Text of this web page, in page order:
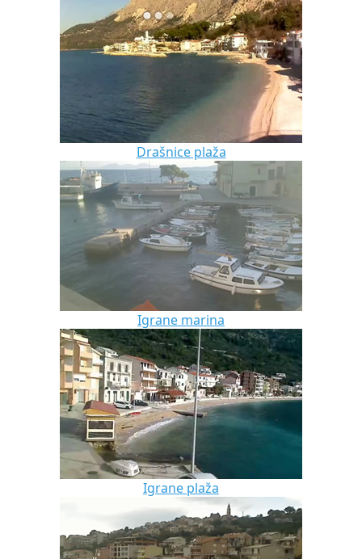
Drašnice plaža
Igrane marina
Igrane plaža